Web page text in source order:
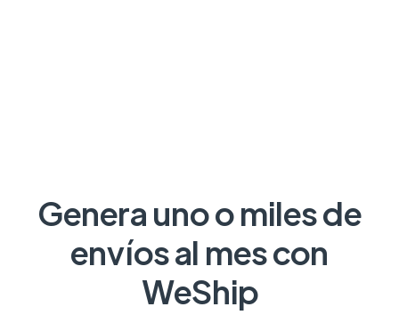
Genera uno o miles de
envíos al mes con
WeShip